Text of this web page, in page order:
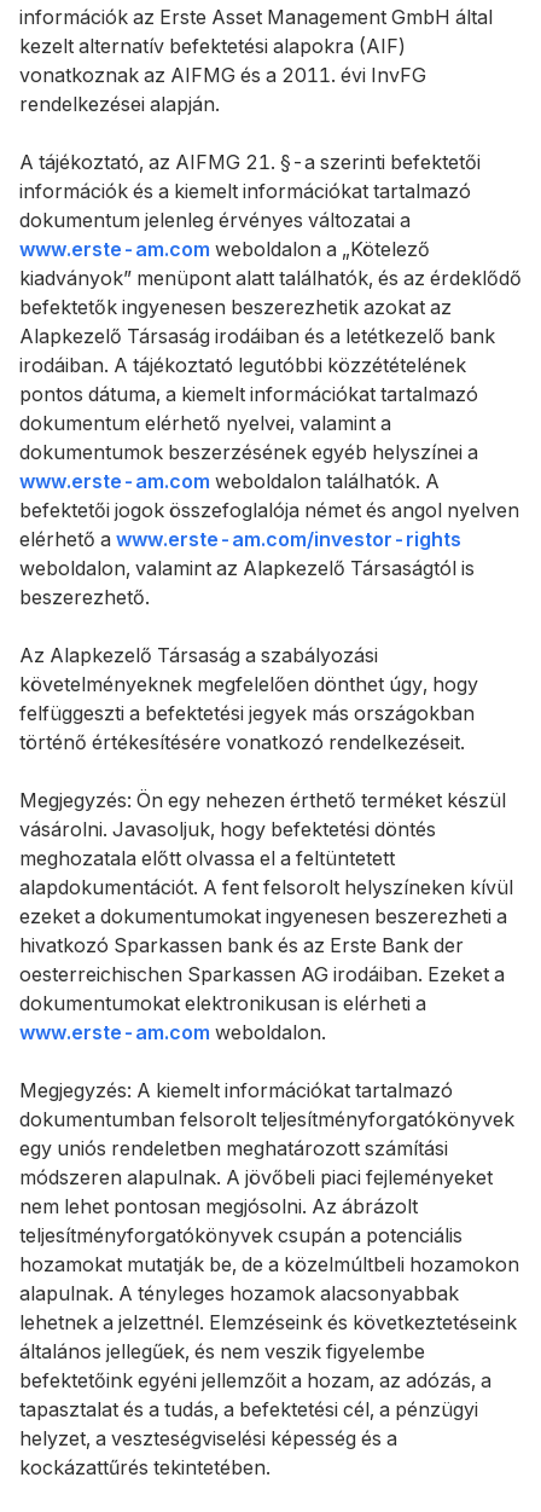
információk az Erste Asset Management GmbH által
kezelt alternatív befektetési alapokra (AIF)
vonatkoznak az AIFMG és a 2011. évi InvFG
rendelkezései alapján.
A tájékoztató, az AIFMG 21. §-a szerinti befektetői
információk és a kiemelt információkat tartalmazó
dokumentum jelenleg érvényes változatai a
www.erste-am.com weboldalon a „Kötelező
kiadványok” menüpont alatt találhatók, és az érdeklődő
befektetők ingyenesen beszerezhetik azokat az
Alapkezelő Társaság irodáiban és a letétkezelő bank
irodáiban. A tájékoztató legutóbbi közzétételének
pontos dátuma, a kiemelt információkat tartalmazó
dokumentum elérhető nyelvei, valamint a
dokumentumok beszerzésének egyéb helyszínei a
www.erste-am.com weboldalon találhatók. A
befektetői jogok összefoglalója német és angol nyelven
elérhető a www.erste-am.com/investor-rights
weboldalon, valamint az Alapkezelő Társaságtól is
beszerezhető.
Az Alapkezelő Társaság a szabályozási
követelményeknek megfelelően dönthet úgy, hogy
felfüggeszti a befektetési jegyek más országokban
történő értékesítésére vonatkozó rendelkezéseit.
Megjegyzés: Ön egy nehezen érthető terméket készül
vásárolni. Javasoljuk, hogy befektetési döntés
meghozatala előtt olvassa el a feltüntetett
alapdokumentációt. A fent felsorolt ​​helyszíneken kívül
ezeket a dokumentumokat ingyenesen beszerezheti a
hivatkozó Sparkassen bank és az Erste Bank der
oesterreichischen Sparkassen AG irodáiban. Ezeket a
dokumentumokat elektronikusan is elérheti a
www.erste-am.com weboldalon.
Megjegyzés: A kiemelt információkat tartalmazó
dokumentumban felsorolt ​​teljesítményforgatókönyvek
egy uniós rendeletben meghatározott számítási
módszeren alapulnak. A jövőbeli piaci fejleményeket
nem lehet pontosan megjósolni. Az ábrázolt
teljesítményforgatókönyvek csupán a potenciális
hozamokat mutatják be, de a közelmúltbeli hozamokon
alapulnak. A tényleges hozamok alacsonyabbak
lehetnek a jelzettnél. Elemzéseink és következtetéseink
általános jellegűek, és nem veszik figyelembe
befektetőink egyéni jellemzőit a hozam, az adózás, a
tapasztalat és a tudás, a befektetési cél, a pénzügyi
helyzet, a veszteségviselési képesség és a
kockázattűrés tekintetében.